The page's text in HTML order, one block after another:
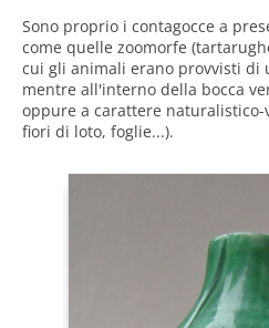
Sono proprio i contagocce a
come quelle zoomorfe
cui gli animali erano provvisti di
mentre all'interno della bocca
oppure a carattere naturalistico-
fiori di loto, foglie...).